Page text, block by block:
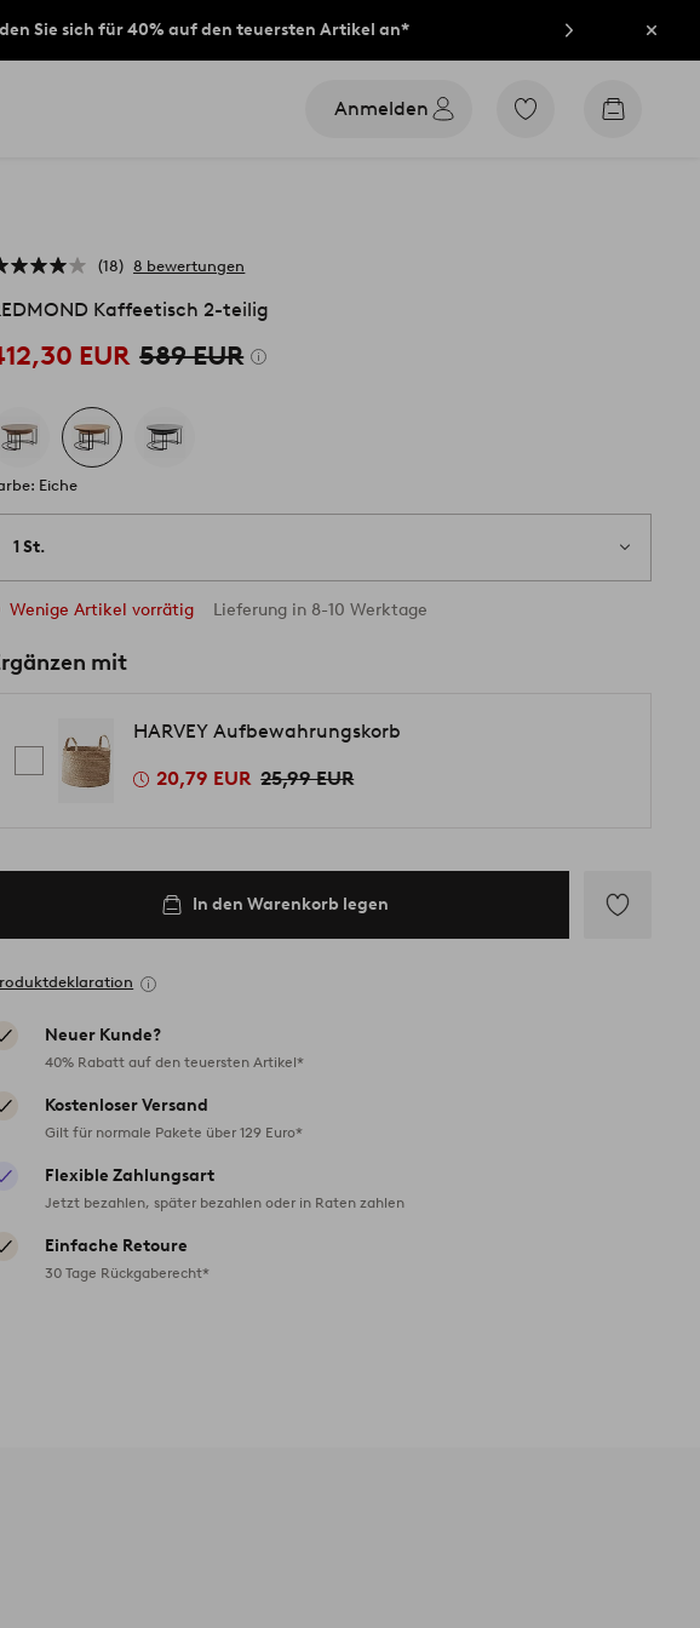
Sie sich für 40% auf den teuersten Artikel an*
Anmelden
Zu
Zum
18 8 bewertungen
Kaffeetisch 2-teilig
EUR 589 EUR
Eiche
1 St.
Wenige Artikel vorrätig Lieferung in 8-10 Werktage
mit
HARVEY Aufbewahrungskorb
20,79 EUR 25,99 EUR
In den Warenkorb legen
Neuer Kunde?
40% Rabatt auf den teuersten Artikel*
Kostenloser Versand
Gilt für normale Pakete über 129 Euro*
Flexible Zahlungsart
Jetzt bezahlen, später bezahlen oder in Raten zahlen
Einfache Retoure
30 Tage Rückgaberecht*